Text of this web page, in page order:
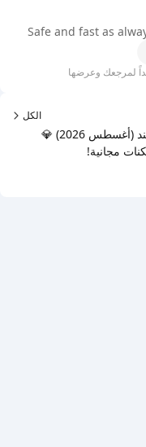
Safe and fast as
لمرجعك وعرضها
الكل
أحدث أكواد موبايل ليجند (أغسطس 2026) 💎
مجانية!